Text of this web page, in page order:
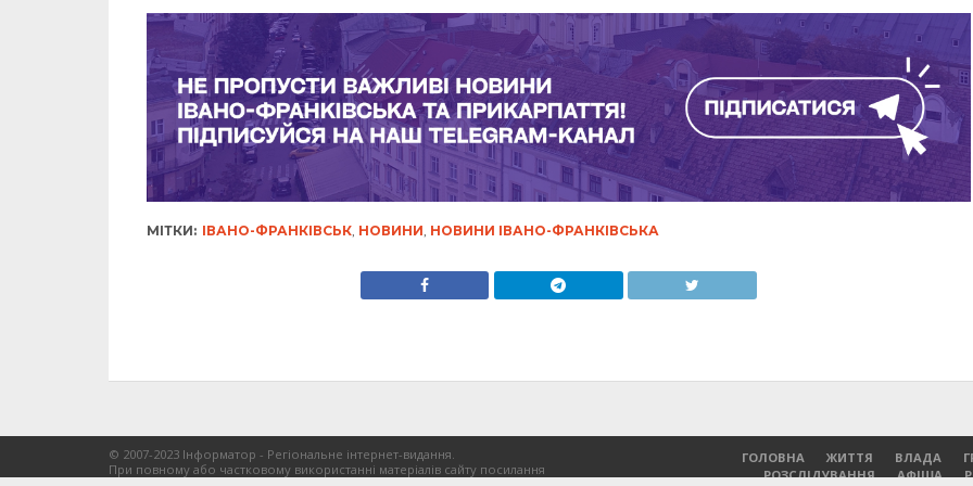
МІТКИ: ІВАНО-ФРАНКІВСЬК, НОВИНИ НОВИНИ ІВАНО-ФРАНКІВСЬКА
ГОЛОВНА ЖИТТЯ ВЛАДА
РОЗСЛІДУВАННЯ
АФІША
© 2007-2023 Інформатор - Регіональне інтернет-видання.
При повному або частковому використанні матеріалів сайту посилання